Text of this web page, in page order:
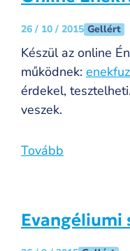
26 / 10 / 2015 Gellért
Készül az online
működnek:
érdekel,
veszek.
Tovább
Evangéliumi